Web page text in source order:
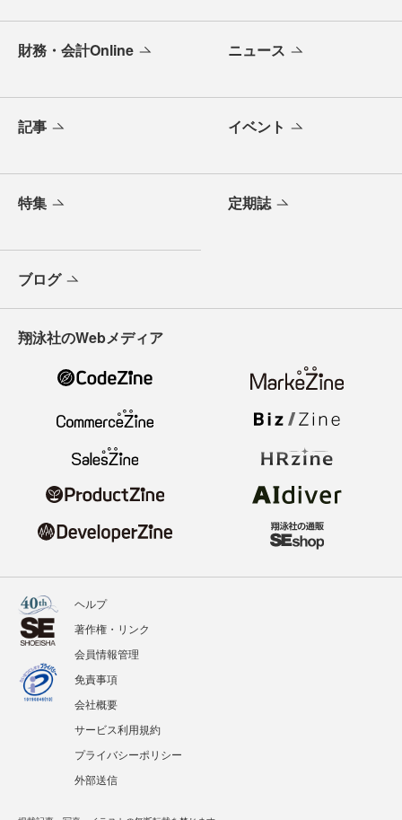
財務・会計Online ニュース
記事 イベント
特集 定期誌
ブログ
翔泳社のWebメディア
ヘルプ
著作権・リンク
会員情報管理
免責事項
会社概要
サービス利用規約
プライバシーポリシー
外部送信